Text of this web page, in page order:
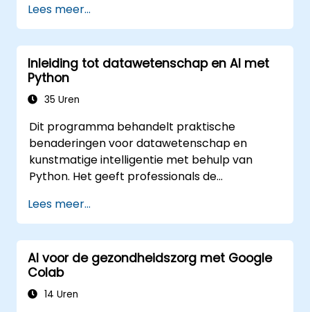
optimaliseren door middel van
hyperparameterafstemming.
Machinelearningmodellen in reële
toepassingen te implementeren met
Google Colab.
Samen te werken aan en grote
binnen Google Colab.
Lees meer...
Inleiding tot datawetenschap en AI met
Python
35 Uren
Dit programma behandelt praktische
benaderingen voor datawetenschap en
kunstmatige intelligentie met behulp van
Python. Het geeft professionals de
machine learning-modellen te bouwen en AI-
gestuurde toepassingen in een zakelijke
context te implementeren. Onderwerpen zijn
onder andere het CRISP-DM-procesmodel,
statistische analyses, gesuperviseerd en
ongesuperviseerd leren, deep learning met
Lees meer...
AI voor de gezondheidszorg met Google
Colab
14 Uren